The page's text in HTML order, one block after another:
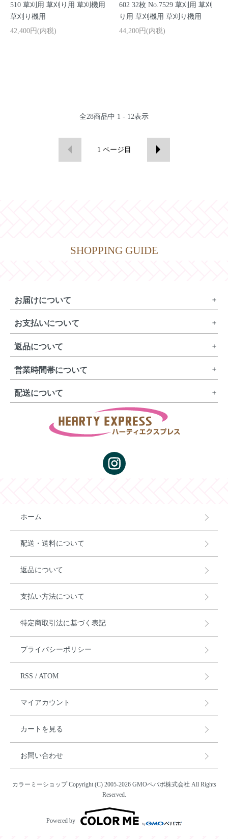
510 草刈用 草刈り用 草刈機用
草刈り機用
42,400円(内税)
602 32枚 No.7529 草刈用 草刈
り用 草刈機用 草刈り機用
44,200円(内税)
全28商品中 1 - 12表示
1 ページ目
SHOPPING GUIDE
お届けについて
お支払いについて
返品について
営業時間帯について
配送について
ホーム
配送・送料について
返品について
支払い方法について
特定商取引法に基づく表記
プライバシーポリシー
RSS / ATOM
マイアカウント
カートを見る
お問い合わせ
カラーミーショップCopyright (C) 2005-2026 GMOペパボ株式会社 All Rights
Reserved.
Powered by